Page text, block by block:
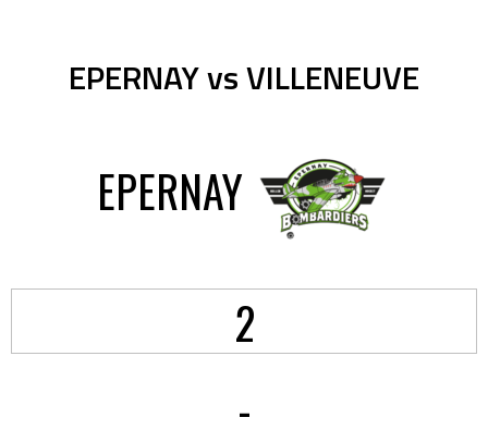
EPERNAY vs VILLENEUVE
EPERNAY
2
-